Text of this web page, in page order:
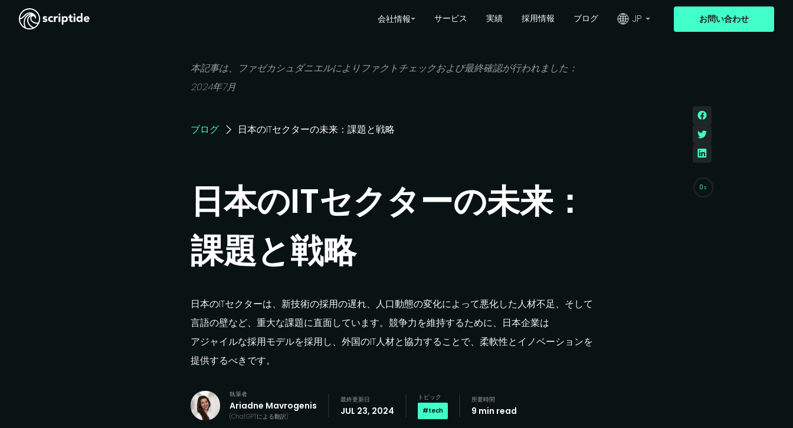
会社情報 サービス 実績 採用情報 ブログ JP お問い合わせ
0 %
本記事は、 ファゼカシュダニエルにより ファクトチェックおよび最終確認が行われました：
2024年7月
ブログ 日本のITセクターの未来： 課題と戦略
日本のITセクターの未来：
課題と戦略
日本のITセクターは、 新技術の採用の遅れ、 人口動態の変化によって悪化した人材不足、 そして
言語の壁など、 重大な課題に直面しています。 競争力を維持するために、 日本企業は
アジャイルな採用モデルを採用し、 外国のIT人材と協力することで、 柔軟性とイノベーションを
提供するべきです。
執筆者
Ariadne Mavrogenis
(ChatGPTによる翻訳)
最終更新日
JUL 23, 2024
トピック
#tech
所要時間
9 min read